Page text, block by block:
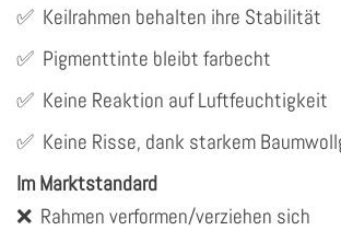
✅ Keilrahmen behalten ihre Stabilität
✅ Pigmenttinte bleibt farbecht
✅ Keine Reaktion auf Luftfeuchtigkeit
✅ Keine Risse, dank starkem
Im Marktstandard
❌ Rahmen verformen/verziehen sich